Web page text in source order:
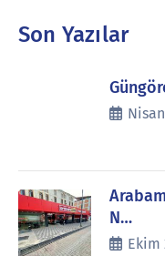
Son Yazılar
N…
Ekim